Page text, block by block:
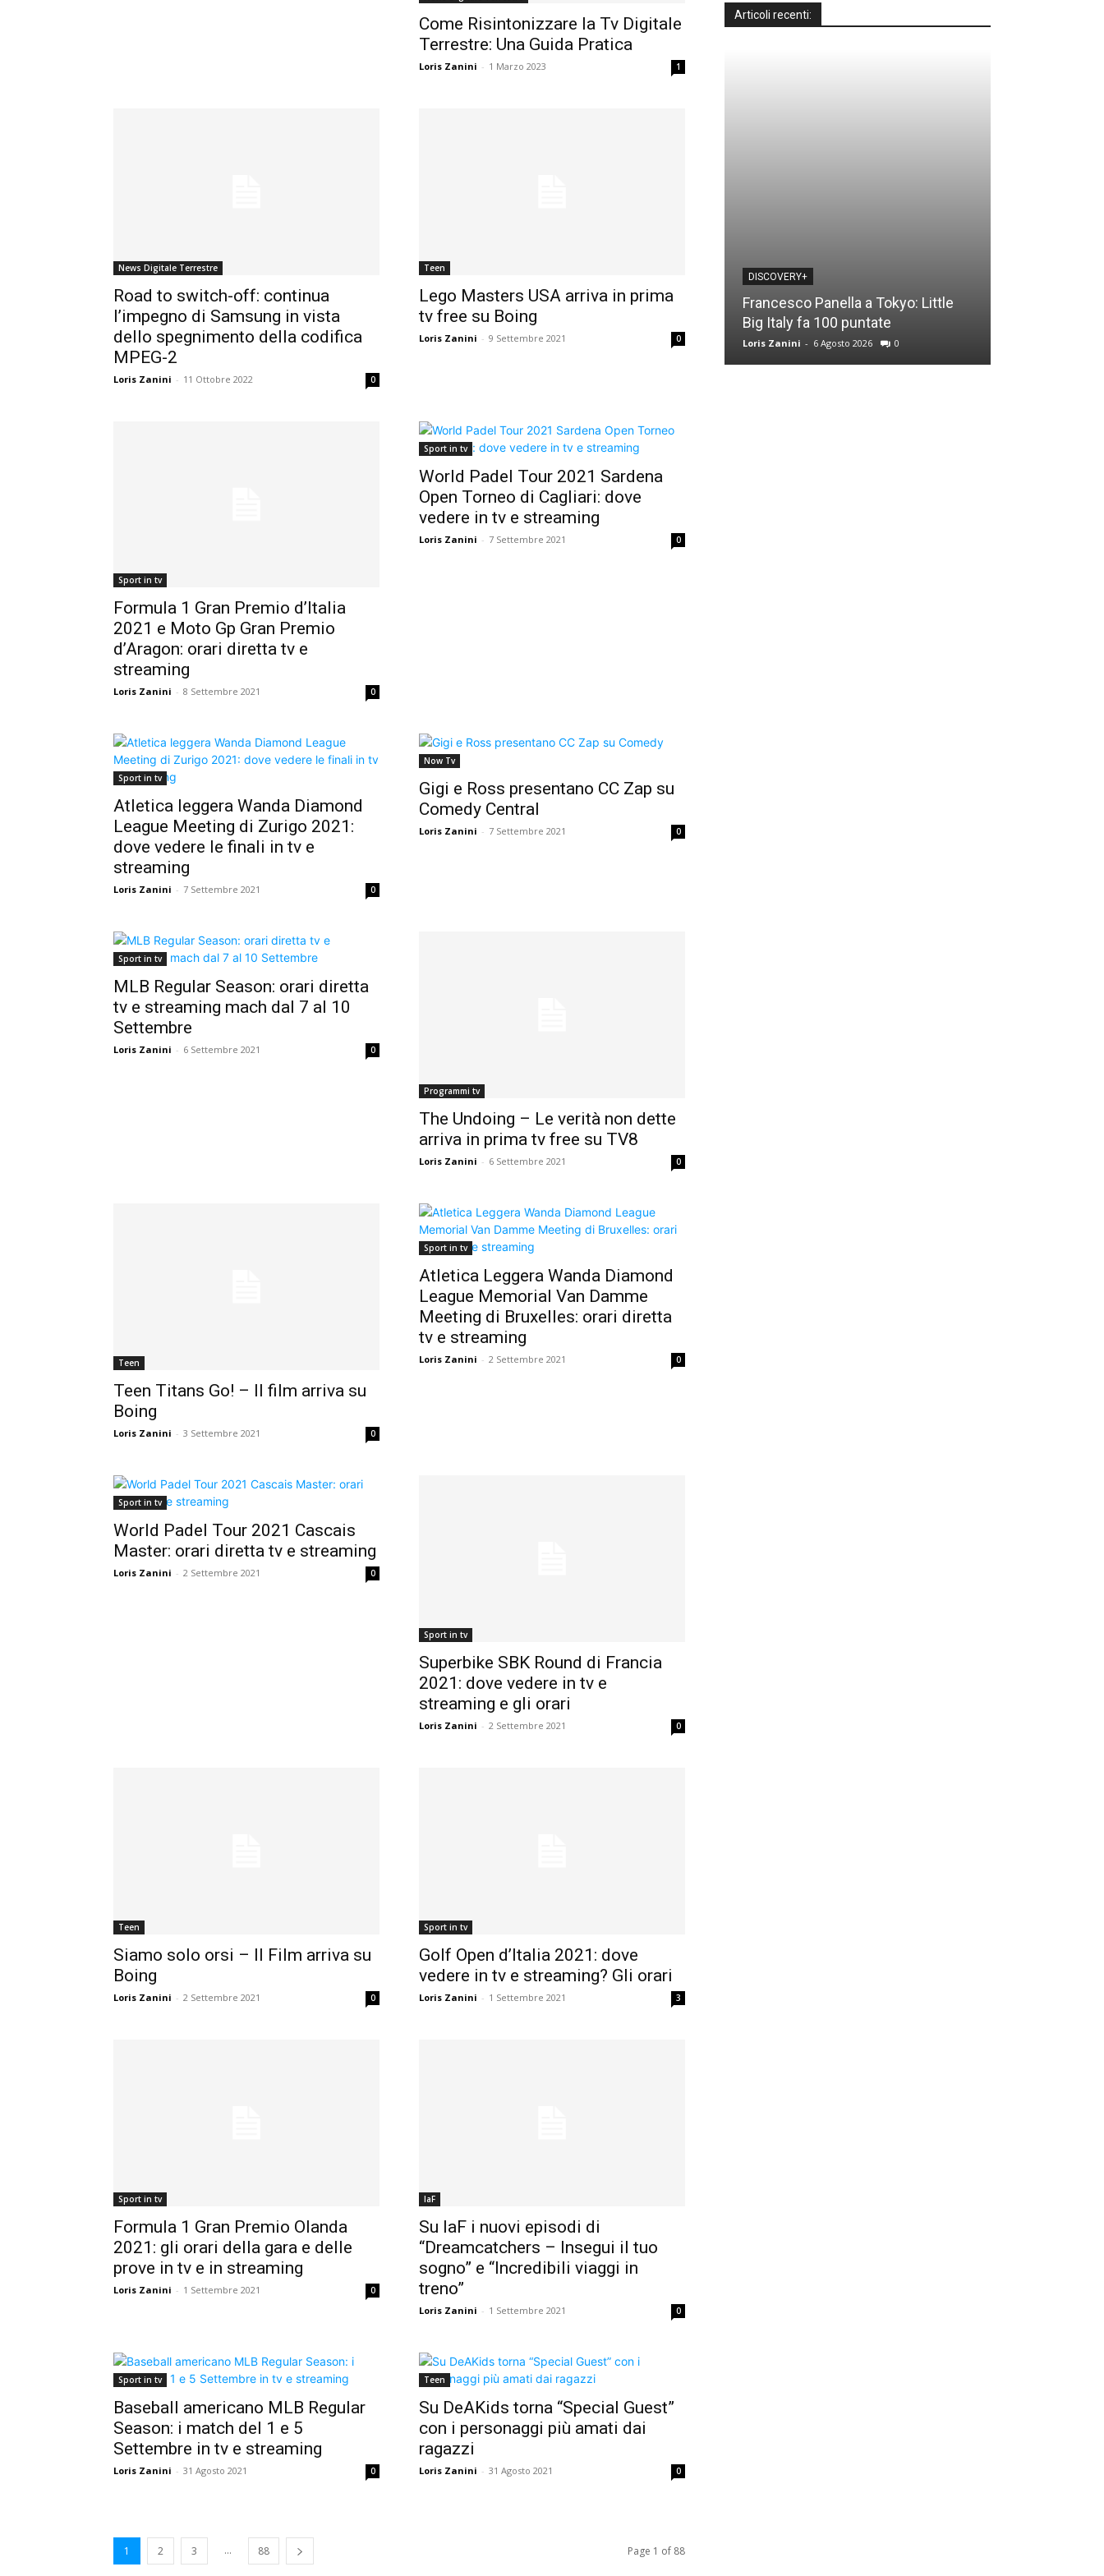
Come Risintonizzare la Tv Digitale
Terrestre: Una Guida Pratica
Loris Zanini - 1 Marzo 2023 1
News Digitale Terrestre
Road to switch-off: continua
l’impegno di Samsung in vista
dello spegnimento della codifica
MPEG-2
Loris Zanini - 11 Ottobre 2022 0
Teen
Lego Masters USA arriva in prima
tv free su Boing
Loris Zanini - 9 Settembre 2021 0
Sport in tv
Formula 1 Gran Premio d’Italia
2021 e Moto Gp Gran Premio
d’Aragon: orari diretta tv e
streaming
Loris Zanini - 8 Settembre 2021 0
Sport in tv
World Padel Tour 2021 Sardena
Open Torneo di Cagliari: dove
vedere in tv e streaming
Loris Zanini - 7 Settembre 2021 0
Sport in tv
Atletica leggera Wanda Diamond
League Meeting di Zurigo 2021:
dove vedere le finali in tv e
streaming
Loris Zanini - 7 Settembre 2021 0
Now Tv
Gigi e Ross presentano CC Zap su
Comedy Central
Loris Zanini - 7 Settembre 2021 0
Sport in tv
MLB Regular Season: orari diretta
tv e streaming mach dal 7 al 10
Settembre
Loris Zanini - 6 Settembre 2021 0
Programmi tv
The Undoing – Le verità non dette
arriva in prima tv free su TV8
Loris Zanini - 6 Settembre 2021 0
Teen
Teen Titans Go! – Il film arriva su
Boing
Loris Zanini - 3 Settembre 2021 0
Sport in tv
Atletica Leggera Wanda Diamond
League Memorial Van Damme
Meeting di Bruxelles: orari diretta
tv e streaming
Loris Zanini - 2 Settembre 2021 0
Sport in tv
World Padel Tour 2021 Cascais
Master: orari diretta tv e streaming
Loris Zanini - 2 Settembre 2021 0
Sport in tv
Superbike SBK Round di Francia
2021: dove vedere in tv e
streaming e gli orari
Loris Zanini - 2 Settembre 2021 0
Teen
Siamo solo orsi – Il Film arriva su
Boing
Loris Zanini - 2 Settembre 2021 0
Sport in tv
Golf Open d’Italia 2021: dove
vedere in tv e streaming? Gli orari
Loris Zanini - 1 Settembre 2021 3
Sport in tv
Formula 1 Gran Premio Olanda
2021: gli orari della gara e delle
prove in tv e in streaming
Loris Zanini - 1 Settembre 2021 0
laF
Su laF i nuovi episodi di
“Dreamcatchers – Insegui il tuo
sogno” e “Incredibili viaggi in
treno”
Loris Zanini - 1 Settembre 2021 0
Sport in tv
Baseball americano MLB Regular
Season: i match del 1 e 5
Settembre in tv e streaming
Loris Zanini - 31 Agosto 2021 0
Teen
Su DeAKids torna “Special Guest”
con i personaggi più amati dai
ragazzi
Loris Zanini - 31 Agosto 2021 0
1 2 3 ... 88 Page 1 of 88
Articoli recenti:
DISCOVERY+
Francesco Panella a Tokyo: Little
Big Italy fa 100 puntate
Loris Zanini - 6 Agosto 2026 0